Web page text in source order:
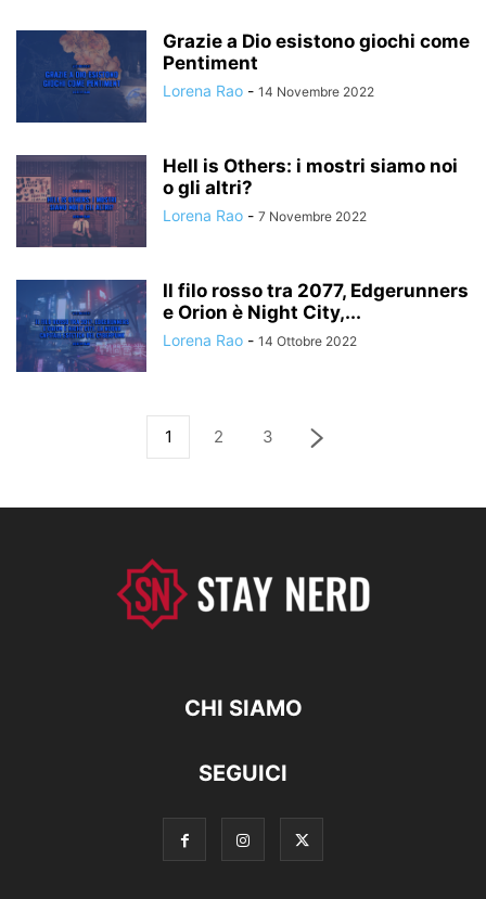
Grazie a Dio esistono giochi come
Pentiment
Lorena Rao - 14 Novembre 2022
Hell is Others: i mostri siamo noi
o gli altri?
Lorena Rao - 7 Novembre 2022
Il filo rosso tra 2077, Edgerunners
e Orion è Night City,...
Lorena Rao - 14 Ottobre 2022
1 2 3
CHI SIAMO
SEGUICI